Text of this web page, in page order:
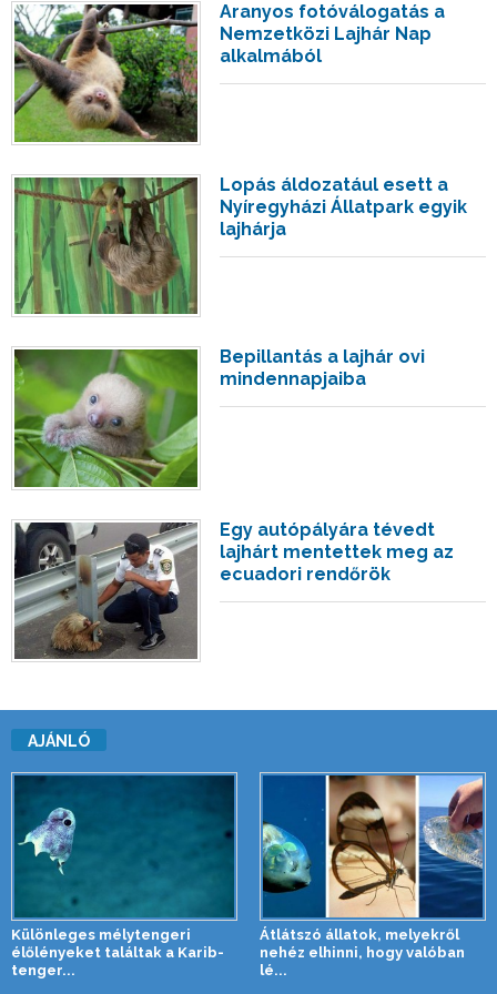
Aranyos fotóválogatás a
Nemzetközi Lajhár Nap
alkalmából
Lopás áldozatául esett a
Nyíregyházi Állatpark egyik
lajhárja
Bepillantás a lajhár ovi
mindennapjaiba
Egy autópályára tévedt
lajhárt mentettek meg az
ecuadori rendőrök
AJÁNLÓ
Különleges mélytengeri
élőlényeket találtak a Karib-
tenger...
Átlátszó állatok, melyekről
nehéz elhinni, hogy valóban
lé...